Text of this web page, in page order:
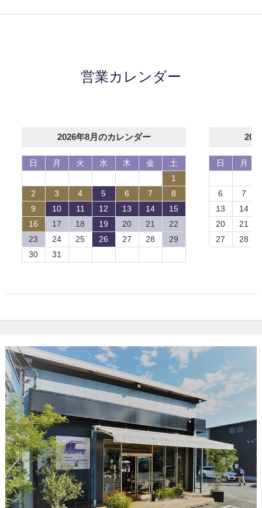
営業カレンダー
2026年8月のカレンダー
日 月 火 水 木 金
土
1
2
3 4 5 6 7
8
9
10 11 12 13 14
15
16
17 18 19 20 21
22
23
24 25 26 27 28
29
30
31
日 月
6
7
13
14
20
21
27
28